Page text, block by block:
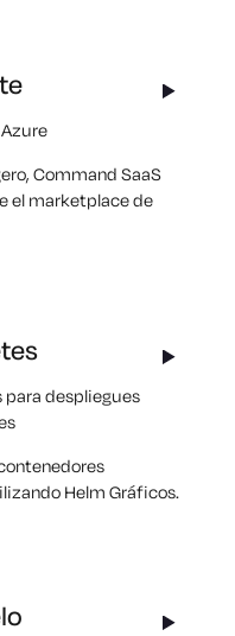
Command SaaS
el marketplace de
despliegues
Helm Gráficos.